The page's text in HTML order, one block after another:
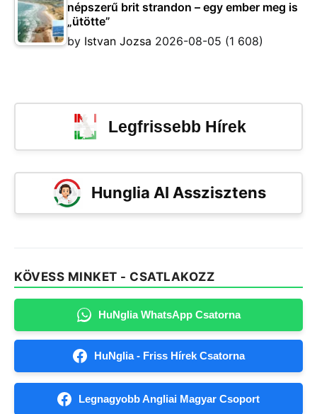
népszerű brit strandon – egy ember meg is
„ütötte”
by Istvan Jozsa 2026-08-05 (1 608)
Legfrissebb Hírek
Hunglia AI Asszisztens
KÖVESS MINKET - CSATLAKOZZ
HuNglia WhatsApp Csatorna
HuNglia - Friss Hírek Csatorna
Legnagyobb Angliai Magyar Csoport